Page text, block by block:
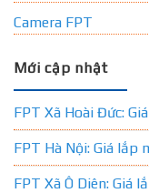
Camera FPT
Mới cập nhật
FPT Xã Hoài Đức:
FPT Hà Nội: Giá lắp
FPT Xã Ô Diên: Giá